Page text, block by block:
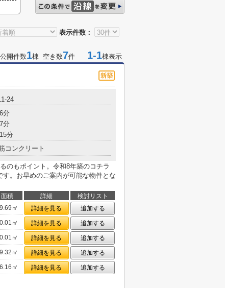
表示件数：
開件数1棟 空き数7件 1-1棟表示
24
分
分
分
コンクリート
のもポイント。令和8年築のコチラ
。お早めのご案内が可能な物件とな
面積 詳細
検討リスト
㎡ 詳細を見る
追加する
㎡ 詳細を見る
追加する
㎡ 詳細を見る
追加する
㎡ 詳細を見る
追加する
㎡ 詳細を見る 追加する